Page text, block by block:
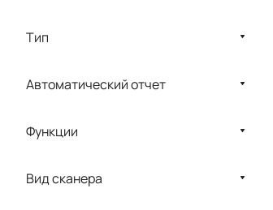
EMS Handelsges
Fanem
Тип
Автоматический отчет
Функции
Вид сканера